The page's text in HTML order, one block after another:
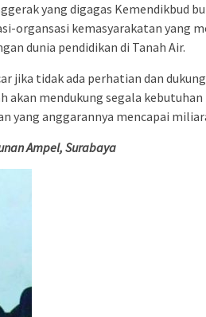
yang digagas Kemendikbud
organsasi kemasyarakatan yang
dunia pendidikan di Tanah Air.
jika tidak ada perhatian dan
akan mendukung segala
yang anggarannya mencapai
Ampel, Surabaya